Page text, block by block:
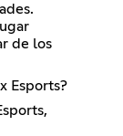
de los
Esports?